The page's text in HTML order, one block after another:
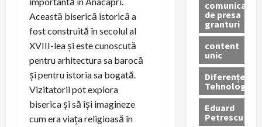
Această biserică istorică a
fost construită în secolul al
XVIII-lea și este cunoscută
pentru arhitectura sa barocă
și pentru istoria sa bogată.
Vizitatorii pot explora
biserica și să își imagineze
cum era viața religioasă în
comunicate
de presa
granturi
content
unic
Diferențe
Tehnologice
Eduard
Petrescu